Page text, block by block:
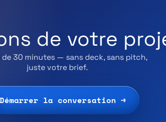
de votre
de 30 minutes — sans deck, sans pitch,
juste votre brief.
Démarrer la conversation →